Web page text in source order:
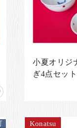
小夏オリ
ぎ4点セット
Konatsu